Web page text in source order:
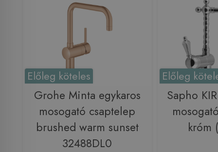
Előleg köteles
Grohe Minta egykaros
mosogató csaptelep
brushed warm sunset
32488DL0
Előleg
Sapho
króm